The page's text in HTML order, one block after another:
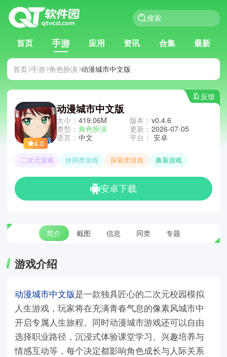
首页 手游 应用 资讯 合集 最新
首页 手游 角色扮演 动漫城市中文版
反馈
4.0
动漫城市中文版
大小： 419.06M
类型： 角色扮演
语言： 中文
版本： v0.4.6
更新： 2026-07-05
平台： 安卓
二次元游戏 休闲类游戏 探索类游戏 换装游戏
安卓下载
简介 截图 信息 同类 专题
游戏介绍
动漫城市中文版是一款独具匠心的二次元校园模拟
人生游戏，玩家将在充满青春气息的像素风城市中
开启专属人生旅程。同时动漫城市游戏还可以自由
选择职业路径，沉浸式体验课堂学习、兴趣培养与
情感互动等，每个决定都影响角色成长与人际关系